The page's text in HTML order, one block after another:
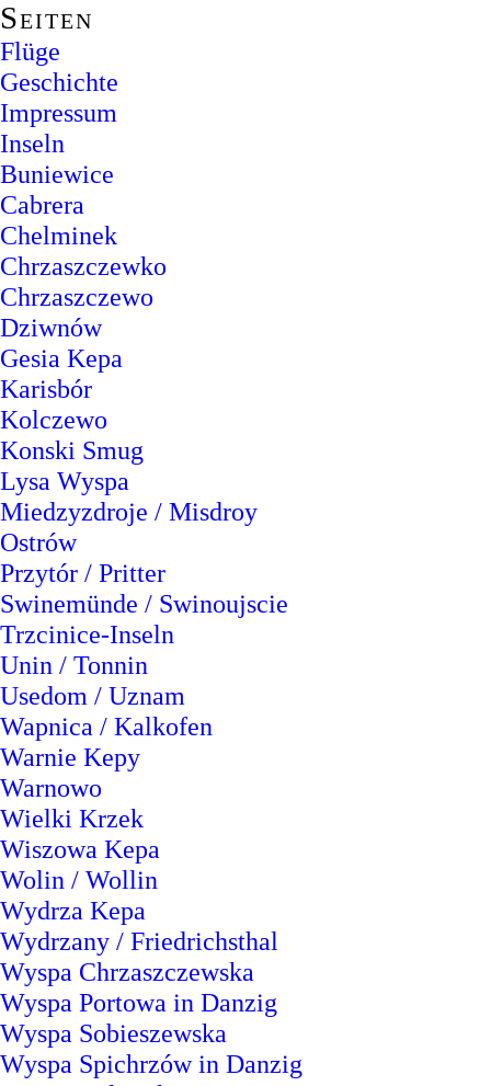
Seiten
Flüge
Geschichte
Impressum
Inseln
Buniewice
Cabrera
Chelminek
Chrzaszczewko
Chrzaszczewo
Dziwnów
Gesia Kepa
Karisbór
Kolczewo
Konski Smug
Lysa Wyspa
Miedzyzdroje / Misdroy
Ostrów
Przytór / Pritter
Swinemünde / Swinoujscie
Trzcinice-Inseln
Unin / Tonnin
Usedom / Uznam
Wapnica / Kalkofen
Warnie Kepy
Warnowo
Wielki Krzek
Wiszowa Kepa
Wolin / Wollin
Wydrza Kepa
Wydrzany / Friedrichsthal
Wyspa Chrzaszczewska
Wyspa Portowa in Danzig
Wyspa Sobieszewska
Wyspa Spichrzów in Danzig